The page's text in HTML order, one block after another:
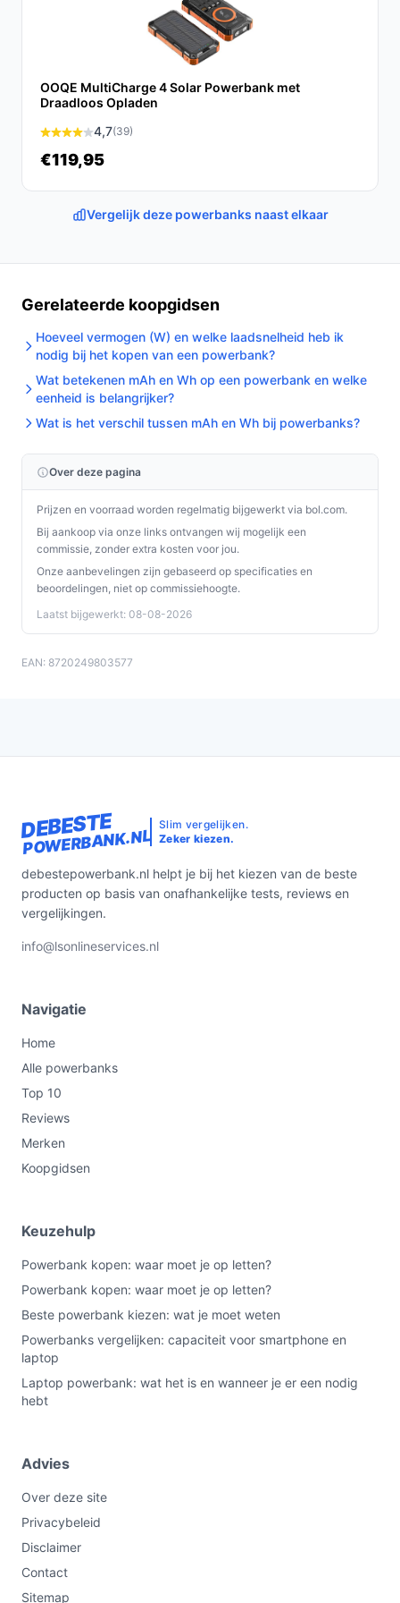
voor iedereen die veel onderweg is.
Ontdek alle specificaties en vergelijk prijzen op
bij jouw behoeften!
OOQE MultiCharge 4 Solar Powerbank met
Draadloos Opladen
4,7(39)
€119,95
Vergelijk deze powerbanks naast elkaar
Gerelateerde koopgidsen
Hoeveel vermogen (W) en welke laadsnelheid heb ik
nodig bij het kopen van een powerbank?
Wat betekenen mAh en Wh op een powerbank en welke
eenheid is belangrijker?
Wat is het verschil tussen mAh en Wh bij powerbanks?
Over deze pagina
Prijzen en voorraad worden regelmatig bijgewerkt via bol.com.
Bij aankoop via onze links ontvangen wij mogelijk een
commissie, zonder extra kosten voor jou.
Onze aanbevelingen zijn gebaseerd op specificaties en
beoordelingen, niet op commissiehoogte.
Laatst bijgewerkt: 08-08-2026
EAN: 8720249803577
DEBESTE
POWERBANK.NL
Slim vergelijken.
Zeker kiezen.
debestepowerbank.nl helpt je bij het kiezen van de beste
producten op basis van onafhankelijke tests, reviews en
vergelijkingen.
info@lsonlineservices.nl
Navigatie
Home
Alle powerbanks
Top 10
Reviews
Merken
Koopgidsen
Keuzehulp
Powerbank kopen: waar moet je op letten?
Powerbank kopen: waar moet je op letten?
Beste powerbank kiezen: wat je moet weten
Powerbanks vergelijken: capaciteit voor smartphone en
laptop
Laptop powerbank: wat het is en wanneer je er een nodig
hebt
Advies
Over deze site
Privacybeleid
Disclaimer
Contact
Sitemap